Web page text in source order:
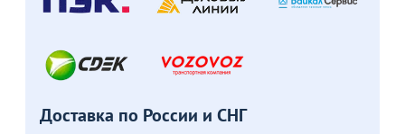
Доставка по России и СНГ